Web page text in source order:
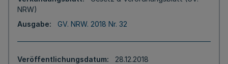
NRW)
Ausgabe
GV. NRW. 2018 Nr. 32
Veröffentlichungsdatum
28.12.2018